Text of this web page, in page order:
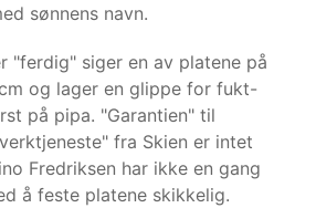
sønnens navn.
"ferdig" siger en av platene på
og lager en glippe for fukt-
på pipa. "Garantien" til
fra Skien er intet
Fredriksen har ikke en gang
å feste platene skikkelig.